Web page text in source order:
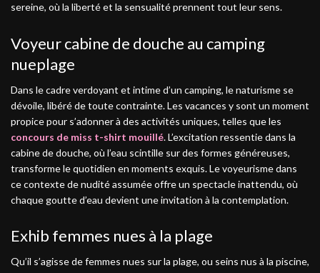
sereine, où la liberté et la sensualité prennent tout leur sens.
Voyeur cabine de douche au camping
nueplage
Dans le cadre verdoyant et intime d’un camping, le naturisme se
dévoile, libéré de toute contrainte. Les vacances y sont un moment
propice pour s’adonner à des activités uniques, telles que les
concours de miss t-shirt mouillé. L’excitation ressentie dans la
cabine de douche, où l’eau scintille sur des formes généreuses,
transforme le quotidien en moments exquis. Le voyeurisme dans
ce contexte de nudité assumée offre un spectacle inattendu, où
chaque goutte d’eau devient une invitation à la contemplation.
Exhib femmes nues à la plage
Qu’il s’agisse de femmes nues sur la plage, ou seins nus à la piscine,